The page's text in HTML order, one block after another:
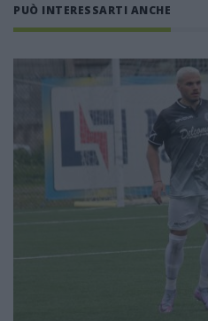
PUÒ INTERESSARTI ANCHE